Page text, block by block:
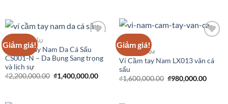
Giảm giá!
Wishlist
ĐỒ DA CÁ SẤU
Ví Cầm Tay Nam Da Cá Sấu
CS001-N – Da Bụng Sang trọng
và lịch sự
₫2,200,000.00 ₫1,400,000.00
Giảm giá!
CLUTCH NAM
Ví Cầm tay Nam LX013 vân cá
sấu
₫1,600,000.00 ₫980,000.00